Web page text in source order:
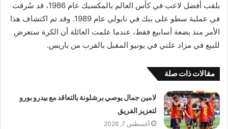
بلقب أفضل لاعب في كأس العالم بالمكسيك عام 1986، قد سُرقت
في عملية سطو على بنك في نابولي عام 1989. وقد تم اكتشاف هذا
الأمر منذ بضعة أسابيع فقط، عندما علمت العائلة أن الكرة ستعرض
للبيع في مزاد علني في يونيو المقبل بالقرب من باريس.
مقالات ذات صلة
لامين جمال يوصي برشلونة بالتعاقد مع بيدرو بورو
لتعزيز الفريق
أغسطس 7, 2026